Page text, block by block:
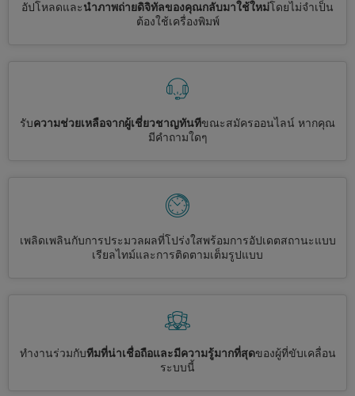
อัปโหลดและนำภาพถ่ายดิจิทัลของคุณกลับมาใช้ใหม่โดยไม่จำเป็น
ต้องใช้เครื่องพิมพ์
รับความช่วยเหลือจากผู้เชี่ยวชาญทันทีขณะสมัครออนไลน์ หากคุณ
มีคำถามใดๆ
เพลิดเพลินกับการประมวลผลที่โปร่งใสพร้อมการอัปเดตสถานะแบบ
เรียลไทม์และการติดตามเต็มรูปแบบ
ทำงานร่วมกับทีมที่น่าเชื่อถือและมีความรู้มากที่สุดของผู้ที่ขับเคลื่อน
ระบบนี้